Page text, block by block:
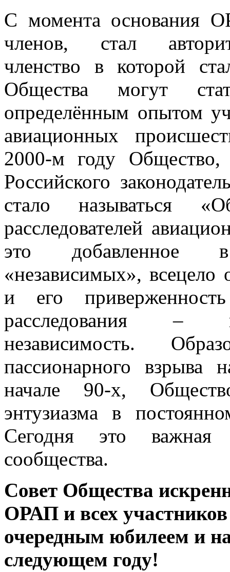
С момента основания
членов, стал
членство в которой
Общества могут
определённым опытом
авиационных
2000-м году
Российского
стало называться
расследователей
это добавленное
«независимых», всецело
и его
расследования –
независимость.
пассионарного
начале 90-х,
энтузиазма в
Сегодня это важная
сообщества.
Совет Общества
ОРАП и всех
очередным юбилеем и
следующем году!